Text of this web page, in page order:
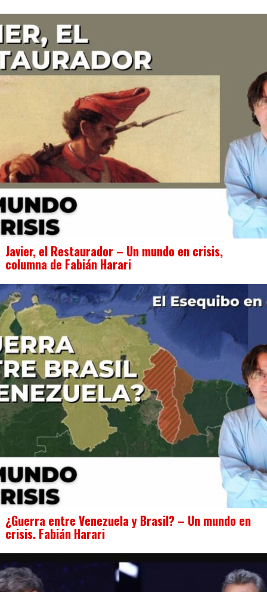
Javier, el Restaurador – Un mundo en crisis,
columna de Fabián Harari
¿Guerra entre Venezuela y Brasil? – Un mundo en
crisis. Fabián Harari